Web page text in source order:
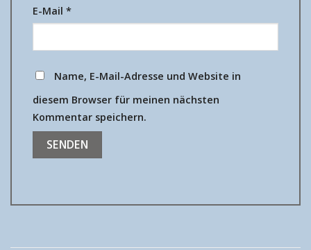
E-Mail *
Name, E-Mail-Adresse und Website in
diesem Browser für meinen nächsten
Kommentar speichern.